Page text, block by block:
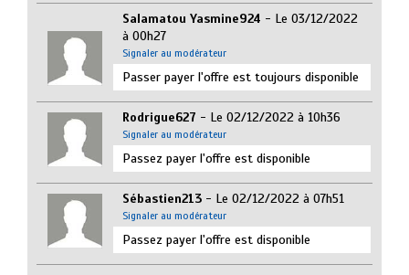
Salamatou Yasmine924 - Le 03/12/2022
à 00h27
Signaler au modérateur
Passer payer l'offre est toujours disponible
Rodrigue627 - Le 02/12/2022 à 10h36
Signaler au modérateur
Passez payer l'offre est disponible
Sébastien213 - Le 02/12/2022 à 07h51
Signaler au modérateur
Passez payer l'offre est disponible